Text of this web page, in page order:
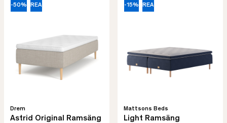
-50% REA
Drem
Astrid Original Ramsäng
-15% REA
Mattsons Beds
Light Ramsäng